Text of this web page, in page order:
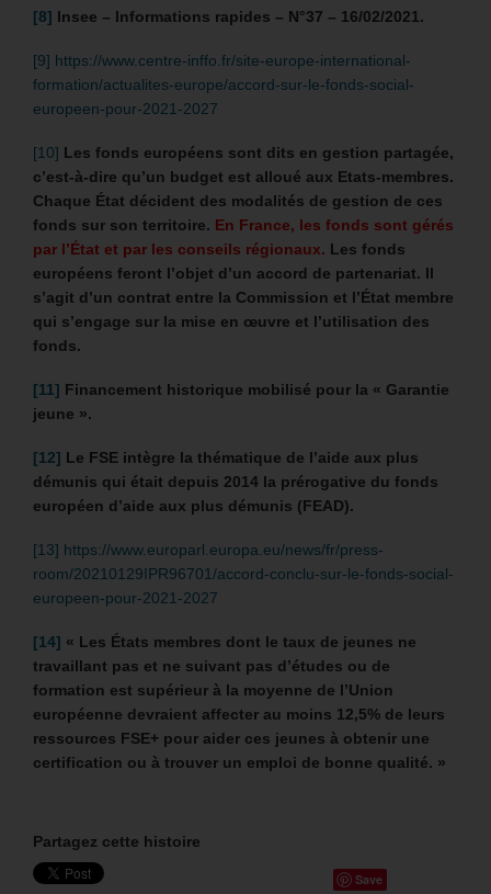
[8] Insee – Informations rapides – N°37 – 16/02/2021.
[9] https://www.centre-inffo.fr/site-europe-international-
formation/actualites-europe/accord-sur-le-fonds-social-
europeen-pour-2021-2027
[10] Les fonds européens sont dits en gestion partagée,
c’est-à-dire qu’un budget est alloué aux Etats-membres.
Chaque État décident des modalités de gestion de ces
fonds sur son territoire. En France, les fonds sont gérés
par l’État et par les conseils régionaux. Les fonds
européens feront l’objet d’un accord de partenariat. Il
s’agit d’un contrat entre la Commission et l’État membre
qui s’engage sur la mise en œuvre et l’utilisation des
fonds.
[11] Financement historique mobilisé pour la « Garantie
jeune ».
[12] Le FSE intègre la thématique de l’aide aux plus
démunis qui était depuis 2014 la prérogative du fonds
européen d’aide aux plus démunis (FEAD).
[13] https://www.europarl.europa.eu/news/fr/press-
room/20210129IPR96701/accord-conclu-sur-le-fonds-social-
europeen-pour-2021-2027
[14] « Les États membres dont le taux de jeunes ne
travaillant pas et ne suivant pas d’études ou de
formation est supérieur à la moyenne de l’Union
européenne devraient affecter au moins 12,5% de leurs
ressources FSE+ pour aider ces jeunes à obtenir une
certification ou à trouver un emploi de bonne qualité. »
Partagez cette histoire
Save